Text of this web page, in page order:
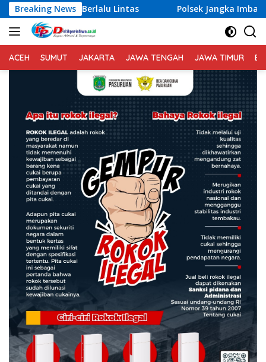
Langsung
ke
konten
Breaking News
Lintas Polsek Jangka Imbau Masyarakat Gunakan
ACEH SUMUT JAKARTA JAWA TENGAH JAWA TIMUR